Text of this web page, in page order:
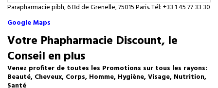
Parapharmacie pibh, 6 Bd de Grenelle, 75015 Paris. Tél: +33 1 45 77 33 30
Google Maps
Votre Phapharmacie Discount, le
Conseil en plus
Venez profiter de toutes les Promotions sur tous les rayons:
Beauté, Cheveux, Corps, Homme, Hygiène, Visage, Nutrition,